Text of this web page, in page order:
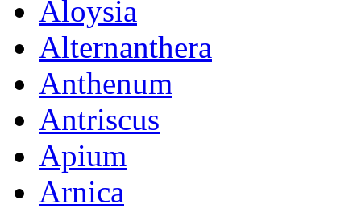
Aloysia
Alternanthera
Anthenum
Antriscus
Apium
Arnica